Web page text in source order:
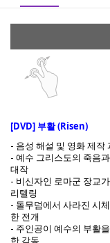
[DVD] 부활 (Risen)
- 음성 해설 및 영화 제작
- 예수 그리스도의 죽음
대작
- 비신자인 로마군 장교
리텔링
- 돌무덤에서 사라진 시
한 전개
- 주인공이 예수의 부활
한 감동